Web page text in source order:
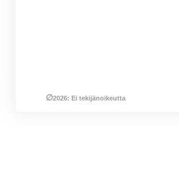
∅2026: Ei tekijänoikeutta